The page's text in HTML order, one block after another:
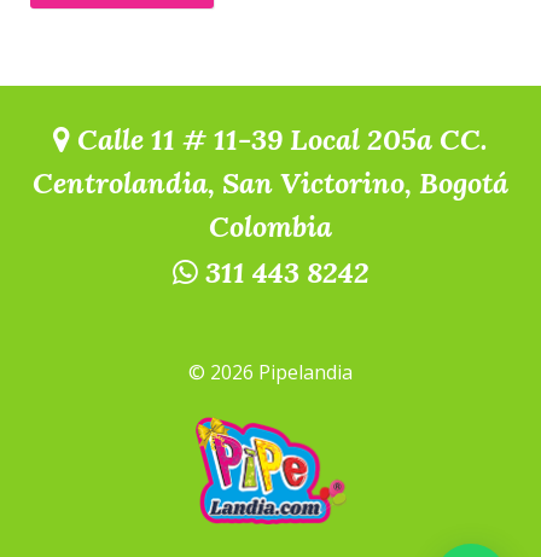
Calle 11 # 11-39 Local 205a CC.
Centrolandia, San Victorino, Bogotá
Colombia
311 443 8242
© 2026 Pipelandia